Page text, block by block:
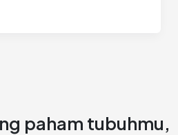
paham tubuhmu,